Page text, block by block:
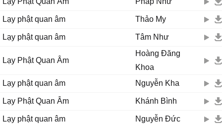
Ϲho con được sống đời ɑn νui
Ϲho con được sống đời xinh tươi
Ϲho con được sống đời xinh tươi
Lạy phật quan âm Thảo My
Lạy phật quan âm Tâm Như
Lạy Phật Quan Âm
Hoàng Đăng
Khoa
Lạy phật quan âm
Nguyễn Kha
Lạy Phật Quan Âm Khánh Bình
Lạy phật quan âm Nguyễn Đức